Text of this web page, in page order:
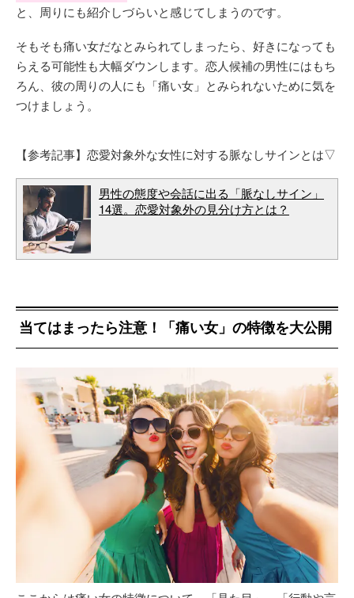
と、周りにも紹介しづらいと感じてしまうのです。
そもそも痛い女だなとみられてしまったら、好きになっても
らえる可能性も大幅ダウンします。恋人候補の男性にはもち
ろん、彼の周りの人にも「痛い女」とみられないために気を
つけましょう。
【参考記事】恋愛対象外な女性に対する脈なしサインとは▽
男性の態度や会話に出る「脈なしサイン」
14選。恋愛対象外の見分け方とは？
当てはまったら注意！「痛い女」の特徴を大公開